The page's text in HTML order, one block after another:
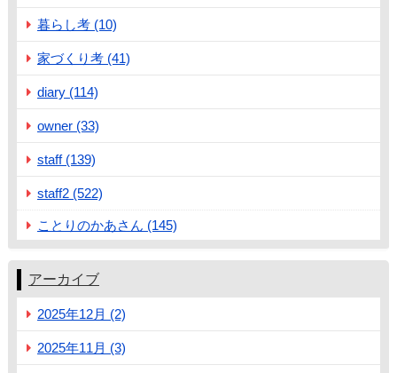
暮らし考 (10)
家づくり考 (41)
diary (114)
owner (33)
staff (139)
staff2 (522)
ことりのかあさん (145)
アーカイブ
2025年12月 (2)
2025年11月 (3)